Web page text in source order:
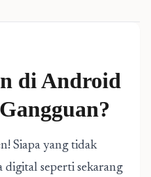
di Android
Siapa yang tidak
digital seperti sekarang